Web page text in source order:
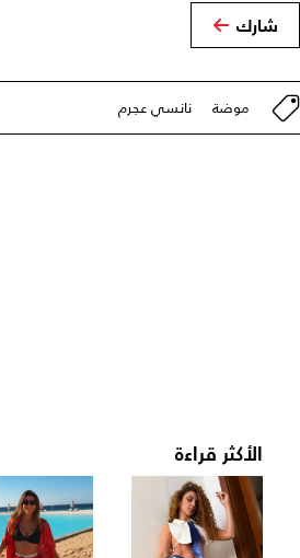
شارك
موضة نانسي عجرم
الأكثر قراءة